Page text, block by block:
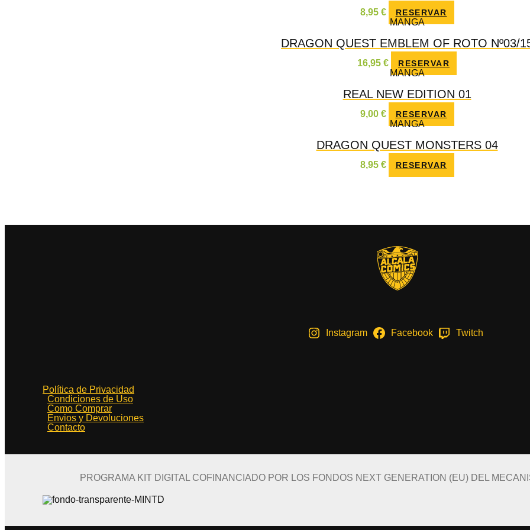
8,95 € RESERVAR
MANGA
DRAGON QUEST EMBLEM OF ROTO Nº03/
16,95 € RESERVAR
MANGA
REAL NEW EDITION 01
9,00 € RESERVAR
MANGA
DRAGON QUEST MONSTERS 04
8,95 € RESERVAR
Instagram Facebook Twitch
Política de Privacidad
Condiciones de Uso
Como Comprar
Envios y Devoluciones
Contacto
PROGRAMA KIT DIGITAL COFINANCIADO POR LOS FONDOS NEXT GENERATION (EU) DEL